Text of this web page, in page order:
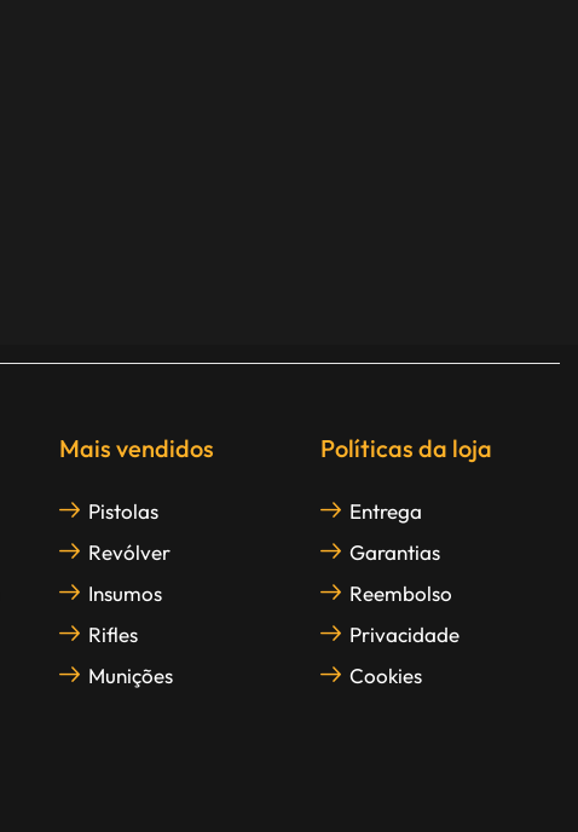
Mais vendidos
Pistolas
Revólver
Insumos
Rifles
Munições
Políticas da loja
Entrega
Garantias
Reembolso
Privacidade
Cookies